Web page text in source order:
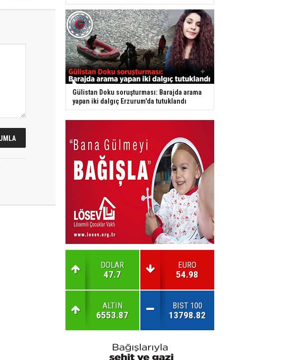
Gülistan Doku soruşturması: Barajda arama
yapan iki dalgıç Erzurum'da tutuklandı
DOLAR
47.7
EURO
54.98
ALTIN
6553.87
BIST 100
13798.82